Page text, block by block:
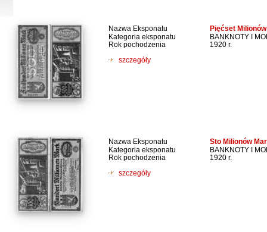
Nazwa Eksponatu Pięćset
Kategoria eksponatu
BANKNOTY I
Rok pochodzenia
1920 r.
szczegóły
Nazwa Eksponatu Sto Milionów
Kategoria eksponatu
BANKNOTY I
Rok pochodzenia
1920 r.
szczegóły